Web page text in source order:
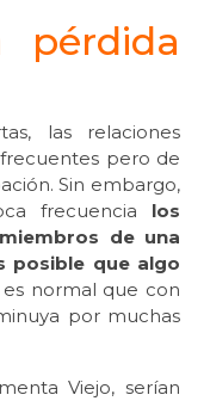
pérdida
las relaciones
pero de
Sin embargo,
frecuencia los
de una
posible que algo
normal que con
por muchas
Viejo, serían